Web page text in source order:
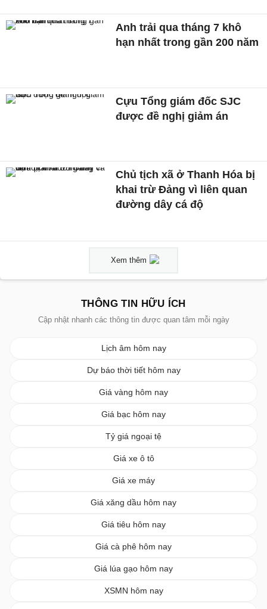
Anh trải qua tháng 7 khô
hạn nhất trong gần 200 năm
Cựu Tổng giám đốc SJC
được đề nghị giảm án
Chủ tịch xã ở Thanh Hóa bị
khai trừ Đảng vì liên quan
đường dây cá độ
Xem thêm
THÔNG TIN HỮU ÍCH
Cập nhật nhanh các thông tin được quan tâm mỗi ngày
Lịch âm hôm nay
Dự báo thời tiết hôm nay
Giá vàng hôm nay
Giá bạc hôm nay
Tỷ giá ngoại tệ
Giá xe ô tô
Giá xe máy
Giá xăng dầu hôm nay
Giá tiêu hôm nay
Giá cà phê hôm nay
Giá lúa gạo hôm nay
XSMN hôm nay